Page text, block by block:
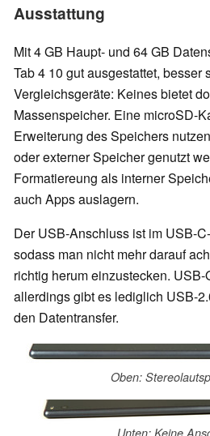
Ausstattung
Mit 4 GB Haupt- und 64 GB
Tab 4 10 gut ausgestattet, besser
Vergleichsgeräte: Keines bietet
Massenspeicher. Eine microSD-
Erweiterung des Speichers
oder externer Speicher genutzt
Formatiereung als interner
auch Apps auslagern.
Der USB-Anschluss ist im USB-
sodass man nicht mehr darauf
richtig herum einzustecken. USB-
allerdings gibt es lediglich USB-
den Datentransfer.
Oben: